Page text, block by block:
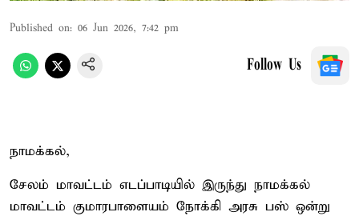
Published on: 06 Jun 2026, 7:42 pm
Follow Us
நாமக்கல்,
சேலம் மாவட்டம் எடப்பாடியில் இருந்து நாமக்கல்
மாவட்டம் குமாரபாளையம் நோக்கி அரசு பஸ் ஒன்று